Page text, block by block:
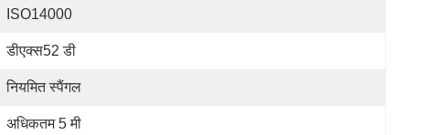
ISO14000
डीएक्स52 डी
नियमित स्पैंगल
अधिकतम 5 मी